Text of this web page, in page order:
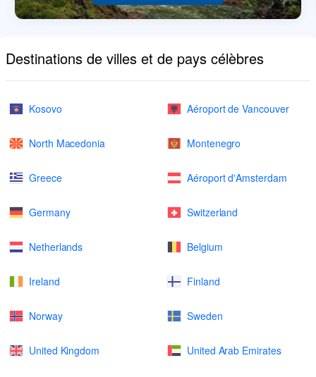
Destinations de villes et de pays célèbres
Kosovo Aéroport de Vancouver
North Macedonia Montenegro
Greece Aéroport d'Amsterdam
Germany Switzerland
Netherlands Belgium
Ireland Finland
Norway Sweden
United Kingdom United Arab Emirates